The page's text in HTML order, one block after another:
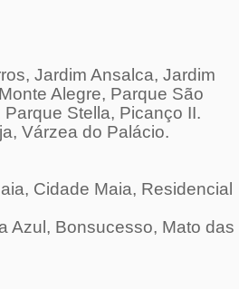
Jardim Ansalca, Jardim
Alegre, Parque São
Stella, Picanço II.
Várzea do Palácio.
Cidade Maia, Residencial
Azul, Bonsucesso, Mato das